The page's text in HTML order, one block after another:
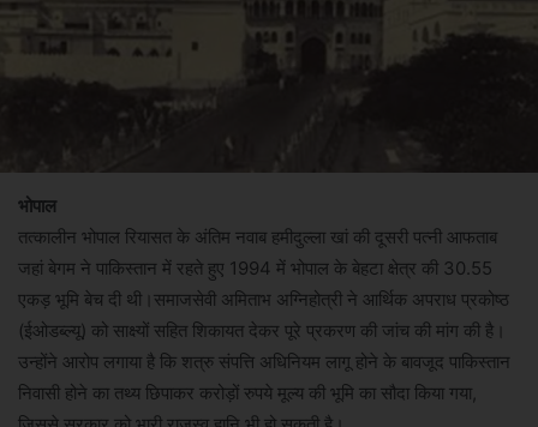
भोपाल
तत्कालीन भोपाल रियासत के अंतिम नवाब हमीदुल्ला खां की दूसरी पत्नी आफताब
जहां बेगम ने पाकिस्तान में रहते हुए 1994 में भोपाल के बेहटा क्षेत्र की 30.55
एकड़ भूमि बेच दी थी।समाजसेवी अमिताभ अग्निहोत्री ने आर्थिक अपराध प्रकोष्ठ
(ईओडब्ल्यू) को साक्ष्यों सहित शिकायत देकर पूरे प्रकरण की जांच की मांग की है।
उन्होंने आरोप लगाया है कि शत्रु संपत्ति अधिनियम लागू होने के बावजूद पाकिस्तान
निवासी होने का तथ्य छिपाकर करोड़ों रुपये मूल्य की भूमि का सौदा किया गया,